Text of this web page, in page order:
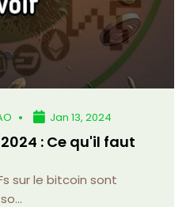
Jan 13, 2024
: Ce qu'il faut
sur le bitcoin sont